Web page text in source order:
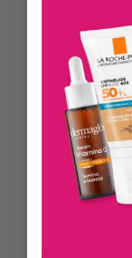
aspecto más
extracto de
por 24 horas
Beneficios.
Brillo natural.
Formulado con
Hasta 24 hs de
Color construible.
Disponible en 7